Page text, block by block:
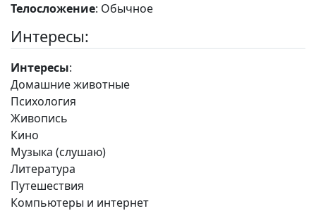
Телосложение: Обычное
Интересы:
Интересы:
Домашние животные
Психология
Живопись
Кино
Музыка (слушаю)
Литература
Путешествия
Компьютеры и интернет